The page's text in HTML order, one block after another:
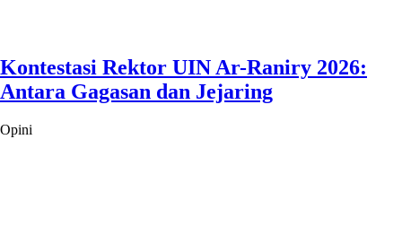
Kontestasi Rektor UIN Ar-Raniry 2026:
Antara Gagasan dan Jejaring
Opini